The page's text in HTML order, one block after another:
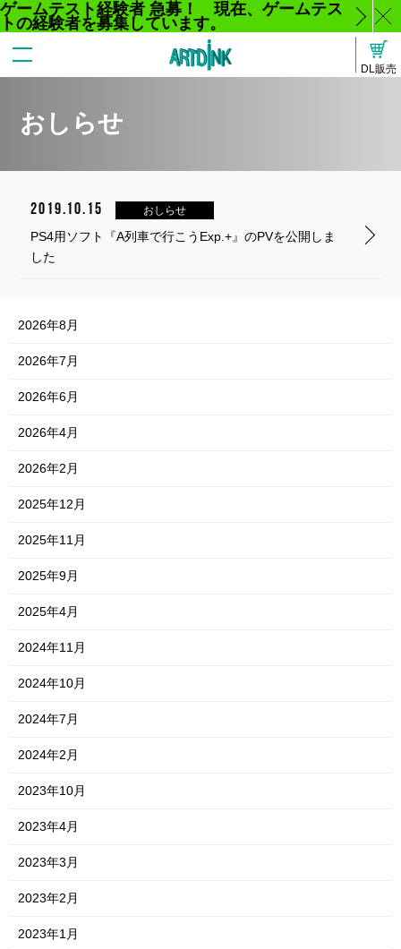
ゲームテスト経験者 急募！ 現在、ゲームテス
トの経験者を募集しています。
じ
る
DL販売
おしらせ
2019.10.15 おしらせ
PS4用ソフト『A列車で行こうExp.+』のPVを公開しま
した
2026年8月
2026年7月
2026年6月
2026年4月
2026年2月
2025年12月
2025年11月
2025年9月
2025年4月
2024年11月
2024年10月
2024年7月
2024年2月
2023年10月
2023年4月
2023年3月
2023年2月
2023年1月